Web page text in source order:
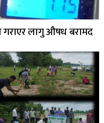
लागु औषध बरामद